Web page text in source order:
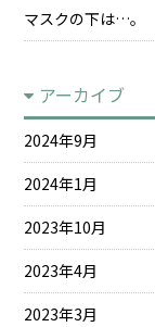
マスクの下は…。
アーカイブ
2024年9月
2024年1月
2023年10月
2023年4月
2023年3月